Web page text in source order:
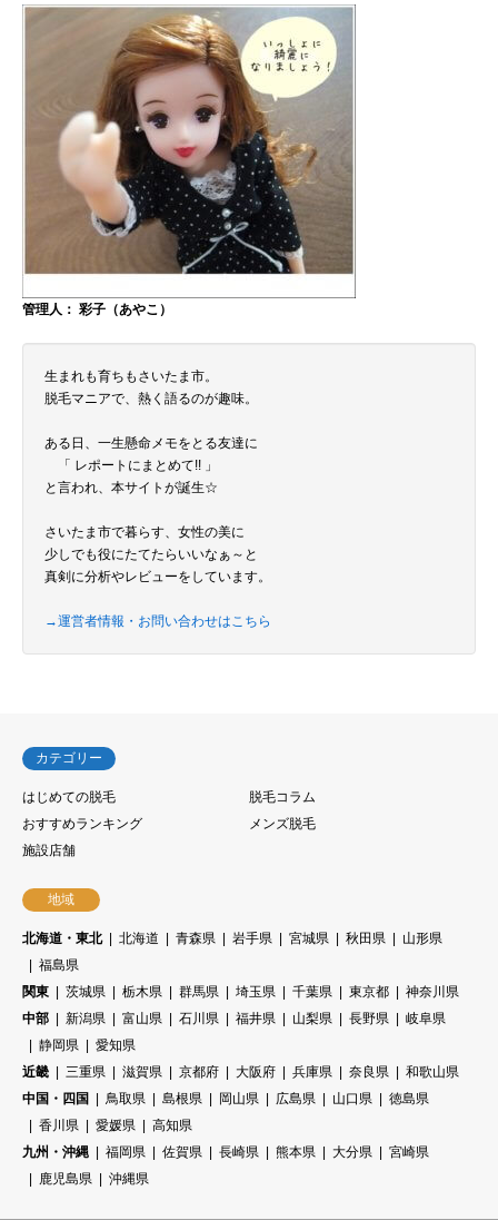
管理人： 彩子（あやこ）
生まれも育ちもさいたま市。
脱毛マニアで、熱く語るのが趣味。
ある日、一生懸命メモをとる友達に
「 レポートにまとめて!! 」
と言われ、本サイトが誕生☆
さいたま市で暮らす、女性の美に
少しでも役にたてたらいいなぁ～と
真剣に分析やレビューをしています。
→運営者情報・お問い合わせはこちら
カテゴリー
はじめての脱毛
脱毛コラム
おすすめランキング
メンズ脱毛
施設店舗
地域
北海道・東北 北海道 青森県 岩手県 宮城県 秋田県
山形県
福島県
関東
茨城県 栃木県 群馬県 埼玉県 千葉県 東京都
神奈川県
中部
新潟県 富山県 石川県 福井県 山梨県 長野県
岐阜県
静岡県
愛知県
近畿
三重県 滋賀県 京都府 大阪府 兵庫県 奈良県
和歌山県
中国・四国
鳥取県 島根県 岡山県 広島県 山口県
徳島県
香川県
愛媛県
高知県
九州・沖縄
福岡県 佐賀県 長崎県 熊本県 大分県
宮崎県
鹿児島県
沖縄県